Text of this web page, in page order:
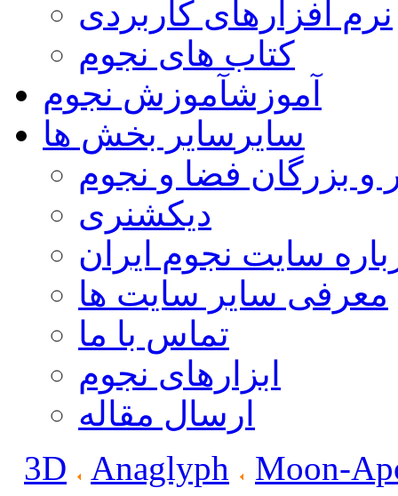
نرم افزارهای کاربردی
کتاب های نجوم
آموزشآموزش نجوم
سایر سایر بخش ها
و بزرگان فضا و نجوم
دیکشنری
سایت نجوم ایران
معرفی سایر سایت ها
تماس با ما
ابزارهای نجوم
ارسال مقاله
3D
Anaglyph Moon-